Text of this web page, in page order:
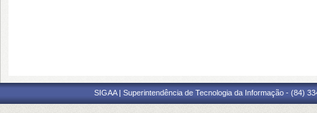
SIGAA | Superintendência de Tecnologia da Informação - (84)